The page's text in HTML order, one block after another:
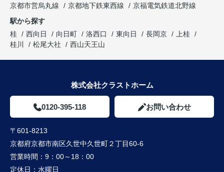
京都市営烏丸線
京都地下鉄東西線
京福電気鉄道北野線
駅から探す
桂
西向日 向日町 洛西口 東向日 長岡京
上桂
桂川
松尾大社 西山天王山
株式会社クラストホーム
0120-395-118 お問い合わせ
〒601-8213
京都府京都市南区久世中久世町２丁目60-6
営業時間： 9：00～18：00
定休日： 水曜日